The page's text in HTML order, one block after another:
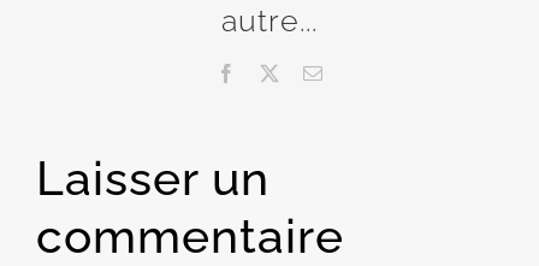
autre...
Facebook Email
Laisser un
commentaire